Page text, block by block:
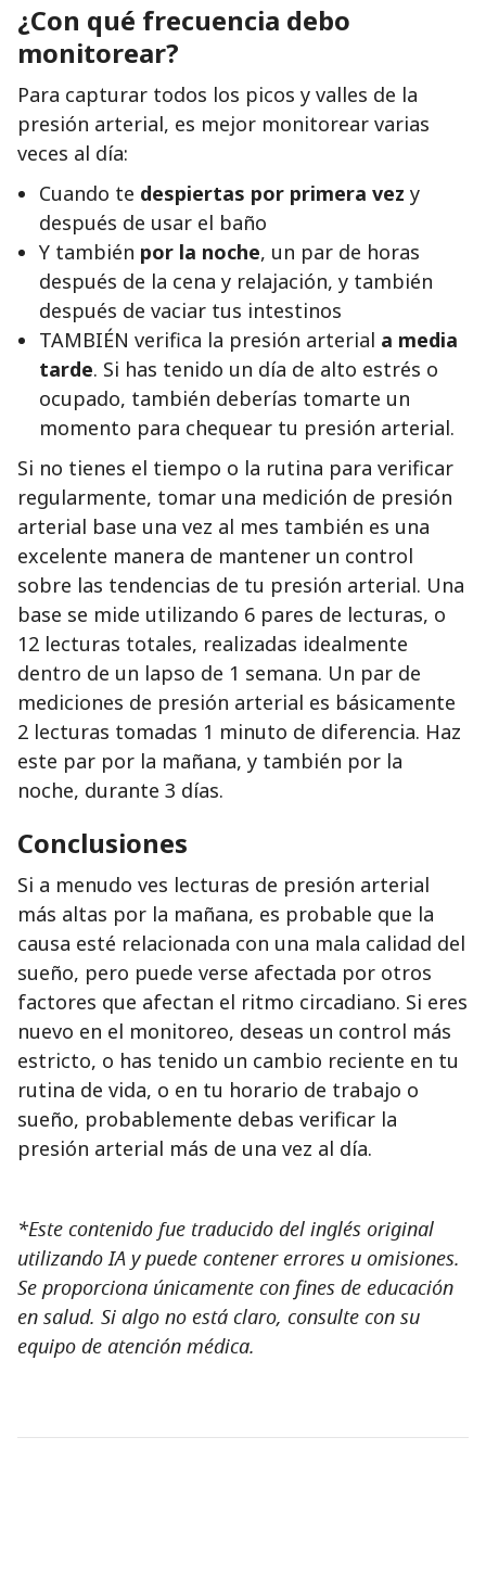
¿Con qué frecuencia debo
monitorear?
Para capturar todos los picos y valles de la
presión arterial, es mejor monitorear varias
veces al día:
Cuando te despiertas por primera vez y
después de usar el baño
Y también por la noche, un par de horas
después de la cena y relajación, y también
después de vaciar tus intestinos
TAMBIÉN verifica la presión arterial a media
tarde. Si has tenido un día de alto estrés o
ocupado, también deberías tomarte un
momento para chequear tu presión arterial.
Si no tienes el tiempo o la rutina para verificar
regularmente, tomar una medición de presión
arterial base una vez al mes también es una
excelente manera de mantener un control
sobre las tendencias de tu presión arterial. Una
base se mide utilizando 6 pares de lecturas, o
12 lecturas totales, realizadas idealmente
dentro de un lapso de 1 semana. Un par de
mediciones de presión arterial es básicamente
2 lecturas tomadas 1 minuto de diferencia. Haz
este par por la mañana, y también por la
noche, durante 3 días.
Conclusiones
Si a menudo ves lecturas de presión arterial
más altas por la mañana, es probable que la
causa esté relacionada con una mala calidad del
sueño, pero puede verse afectada por otros
factores que afectan el ritmo circadiano. Si eres
nuevo en el monitoreo, deseas un control más
estricto, o has tenido un cambio reciente en tu
rutina de vida, o en tu horario de trabajo o
sueño, probablemente debas verificar la
presión arterial más de una vez al día.
*Este contenido fue traducido del inglés original
utilizando IA y puede contener errores u omisiones.
Se proporciona únicamente con fines de educación
en salud. Si algo no está claro, consulte con su
equipo de atención médica.